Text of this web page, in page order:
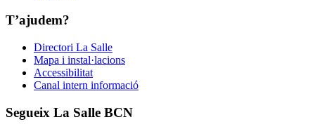
T’ajudem?
Directori La Salle
Mapa i instal·lacions
Accessibilitat
Canal intern informació
Segueix La Salle BCN